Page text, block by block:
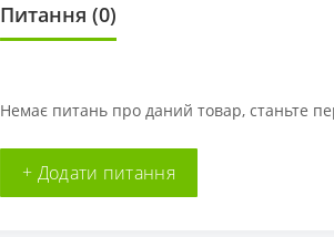
Питання (0)
Немає питань про даний товар, станьте
+ Додати питання